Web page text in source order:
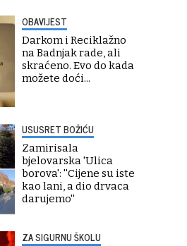
OBAVIJEST
Darkom i Reciklažno
na Badnjak rade, ali
skraćeno. Evo do kada
možete doći...
USUSRET BOŽIĆU
Zamirisala
bjelovarska 'Ulica
borova': ''Cijene su iste
kao lani, a dio drvaca
darujemo''
ZA SIGURNU ŠKOLU